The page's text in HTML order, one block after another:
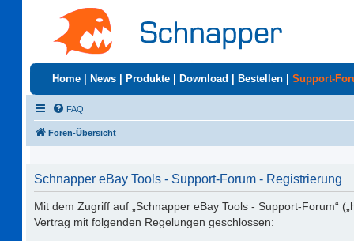
Home News Produkte Download Bestellen Support-
FAQ
Foren-Übersicht
Schnapper eBay Tools - Support-Forum - Registrierung
Mit dem Zugriff auf „Schnapper eBay Tools - Support-Forum“
Vertrag mit folgenden Regelungen geschlossen: